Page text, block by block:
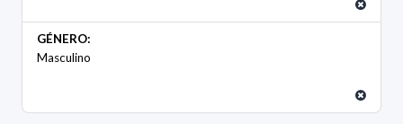
GÉNERO:
Masculino